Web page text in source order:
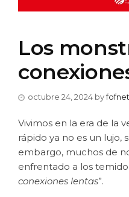
Los
octubre 24, 2024 byfofnet
Vivimos en la era de la
rápido ya no es un lujo,
embargo, muchos de
enfrentado a los
conexiones lentas”.